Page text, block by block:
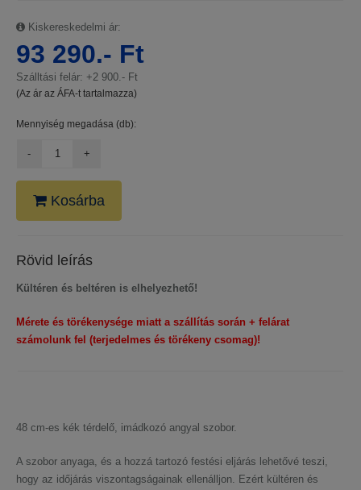
Kiskereskedelmi ár:
93 290.- Ft
Szálltási felár: +2 900.- Ft
(Az ár az ÁFA-t tartalmazza)
Mennyiség megadása (db):
Kosárba
Rövid leírás
Kültéren és beltéren is elhelyezhető!
Mérete és törékenysége miatt a szállítás során + felárat
számolunk fel (terjedelmes és törékeny csomag)!
48 cm-es kék térdelő, imádkozó angyal szobor.
A szobor anyaga, és a hozzá tartozó festési eljárás lehetővé teszi,
hogy az időjárás viszontagságainak ellenálljon. Ezért kültéren és